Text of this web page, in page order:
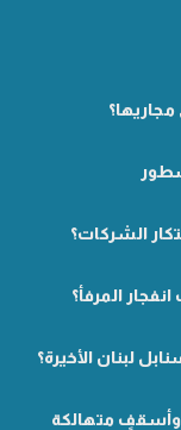
الشركات؟
المرفأ؟
لبنان الأخيرة؟
وأسقفٍ متهالكة